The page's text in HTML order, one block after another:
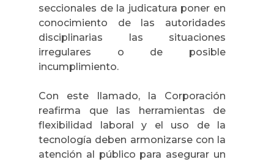
seccionales de la judicatura poner en
conocimiento de las autoridades
disciplinarias las situaciones
irregulares o de posible
incumplimiento.
Con este llamado, la Corporación
reafirma que las herramientas de
flexibilidad laboral y el uso de la
tecnología deben armonizarse con la
atención al público para asegurar un